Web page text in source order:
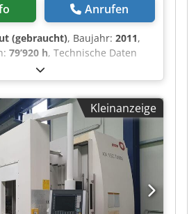
Anrufen
(gebraucht), Baujahr: 2011,
79’920 h, Technische Daten
zugesandt. Crsdszav Ipepfx
Kleinanzeige